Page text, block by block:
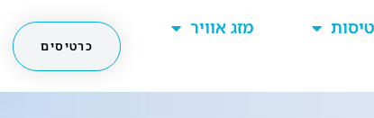
טיסות
מזג אוויר
כרטיסים